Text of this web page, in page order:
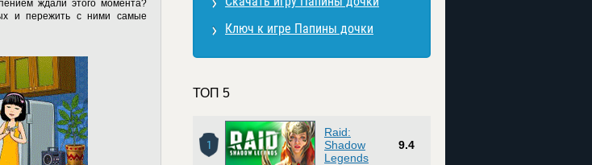
ждали этого момента?
и пережить с ними самые
Ключ к игре Папины дочки
ТОП 5
1
Raid:
Shadow
Legends
9.4